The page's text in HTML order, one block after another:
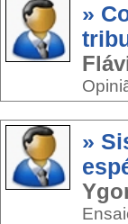
»
»